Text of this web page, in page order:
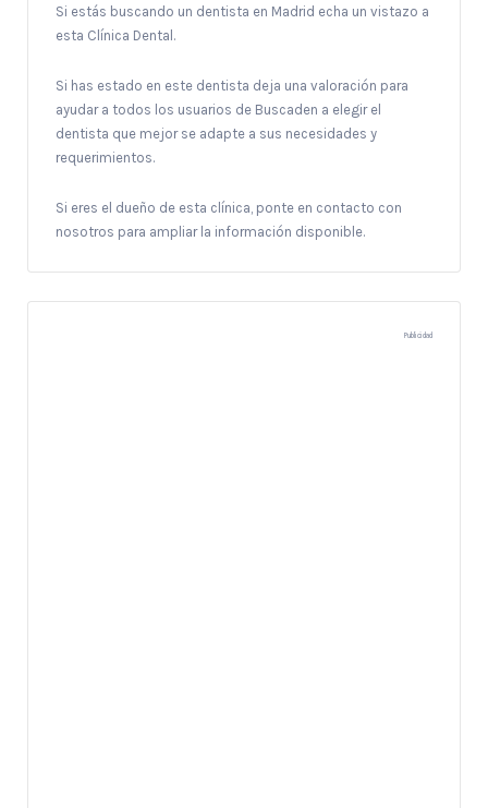
Si estás buscando un dentista en Madrid echa un vistazo a
esta Clínica Dental.
Si has estado en este dentista deja una valoración para
ayudar a todos los usuarios de Buscaden a elegir el
dentista que mejor se adapte a sus necesidades y
requerimientos.
Si eres el dueño de esta clínica, ponte en contacto con
nosotros para ampliar la información disponible.
Publicidad